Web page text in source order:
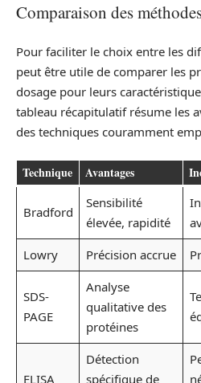
Comparaison des
Pour faciliter le choix entre les
peut être utile de comparer les
dosage pour leurs
tableau récapitulatif résume les
des techniques couramment
Technique Avantages
Bradford
Sensibilité
élevée, rapidité
Lowry
Précision accrue
SDS-
PAGE
Analyse
qualitative des
protéines
ELISA
Détection
spécifique de